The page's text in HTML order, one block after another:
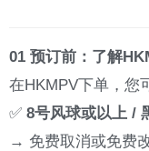
01 预订前：了解
在HKMPV下单，您
✅ 8号风球或以上 /
→ 免费取消或免费